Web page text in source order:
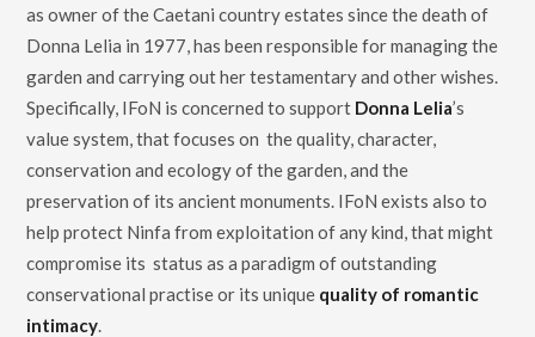
as owner of the Caetani country estates since the death of
Donna Lelia in 1977, has been responsible for managing the
garden and carrying out her testamentary and other wishes.
Specifically, IFoN is concerned to support Donna Lelia’s
value system, that focuses on the quality, character,
conservation and ecology of the garden, and the
preservation of its ancient monuments. IFoN exists also to
help protect Ninfa from exploitation of any kind, that might
compromise its status as a paradigm of outstanding
conservational practise or its unique quality of romantic
intimacy.